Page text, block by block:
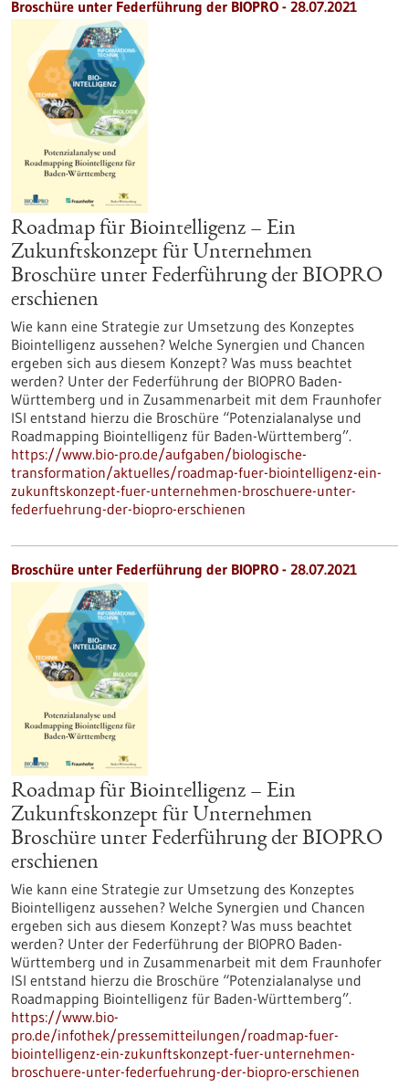
Broschüre unter Federführung der BIOPRO - 28.07.2021
Roadmap für Biointelligenz – Ein
Zukunftskonzept für Unternehmen
Broschüre unter Federführung der BIOPRO
erschienen
Wie kann eine Strategie zur Umsetzung des Konzeptes
Biointelligenz aussehen? Welche Synergien und Chancen
ergeben sich aus diesem Konzept? Was muss beachtet
werden? Unter der Federführung der BIOPRO Baden-
Württemberg und in Zusammenarbeit mit dem Fraunhofer
ISI entstand hierzu die Broschüre “Potenzialanalyse und
Roadmapping Biointelligenz für Baden-Württemberg”.
https://www.bio-pro.de/aufgaben/biologische-
transformation/aktuelles/roadmap-fuer-biointelligenz-ein-
zukunftskonzept-fuer-unternehmen-broschuere-unter-
federfuehrung-der-biopro-erschienen
Broschüre unter Federführung der BIOPRO - 28.07.2021
Roadmap für Biointelligenz – Ein
Zukunftskonzept für Unternehmen
Broschüre unter Federführung der BIOPRO
erschienen
Wie kann eine Strategie zur Umsetzung des Konzeptes
Biointelligenz aussehen? Welche Synergien und Chancen
ergeben sich aus diesem Konzept? Was muss beachtet
werden? Unter der Federführung der BIOPRO Baden-
Württemberg und in Zusammenarbeit mit dem Fraunhofer
ISI entstand hierzu die Broschüre “Potenzialanalyse und
Roadmapping Biointelligenz für Baden-Württemberg”.
https://www.bio-
pro.de/infothek/pressemitteilungen/roadmap-fuer-
biointelligenz-ein-zukunftskonzept-fuer-unternehmen-
broschuere-unter-federfuehrung-der-biopro-erschienen